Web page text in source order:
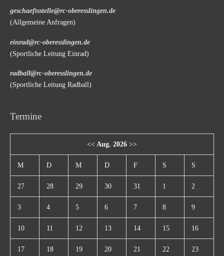
geschaeftsstelle@rc-oberesslingen.de
(Allgemeine Anfragen)
einrad@rc-oberesslingen.de
(Sportliche Leitung Einrad)
radball@rc-oberesslingen.de
(Sportliche Leitung Radball)
Termine
<< Aug. 2026 >>
M D M D F S S
27 28 29 30 31 1 2
3 4 5 6 7 8 9
10 11 12 13 14 15 16
17 18 19 20 21 22 23